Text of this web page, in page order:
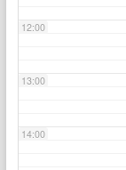
12:00
13:00
14:00